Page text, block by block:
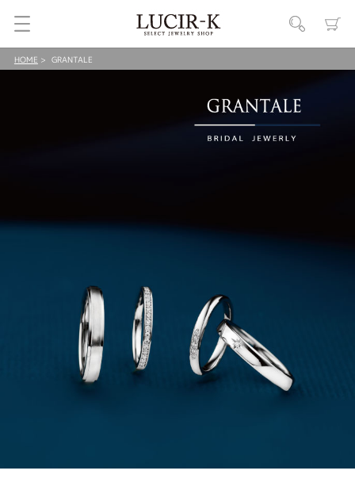
HOME GRANTALE